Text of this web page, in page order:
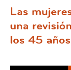
Las
una
los 45 años